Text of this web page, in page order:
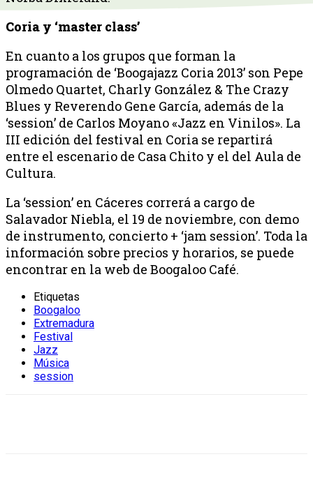
Coria y ‘master class’
En cuanto a los grupos que forman la
programación de ‘Boogajazz Coria 2013’ son Pepe
Olmedo Quartet, Charly González & The Crazy
Blues y Reverendo Gene García, además de la
‘session’ de Carlos Moyano «Jazz en Vinilos». La
III edición del festival en Coria se repartirá
entre el escenario de Casa Chito y el del Aula de
Cultura.
La ‘session’ en Cáceres correrá a cargo de
Salavador Niebla, el 19 de noviembre, con demo
de instrumento, concierto + ‘jam session’. Toda la
información sobre precios y horarios, se puede
encontrar en la web de Boogaloo Café.
Etiquetas
Boogaloo
Extremadura
Festival
Jazz
Música
session